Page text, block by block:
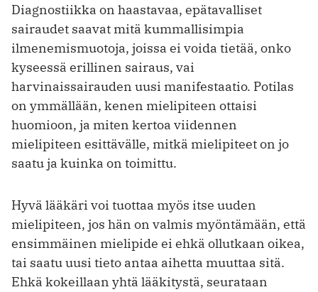
Diagnostiikka on haastavaa, epätavalliset
sairaudet saavat mitä kummallisimpia
ilmenemismuotoja, joissa ei voida tietää, onko
kyseessä erillinen sairaus, vai
harvinaissairauden uusi manifestaatio. Potilas
on ymmällään, kenen mielipiteen ottaisi
huomioon, ja miten kertoa viidennen
mielipiteen esittävälle, mitkä mielipiteet on jo
saatu ja kuinka on toimittu.
Hyvä lääkäri voi tuottaa myös itse uuden
mielipiteen, jos hän on valmis myöntämään, että
ensimmäinen mielipide ei ehkä ollutkaan oikea,
tai saatu uusi tieto antaa aihetta muuttaa sitä.
Ehkä kokeillaan yhtä lääkitystä, seurataan